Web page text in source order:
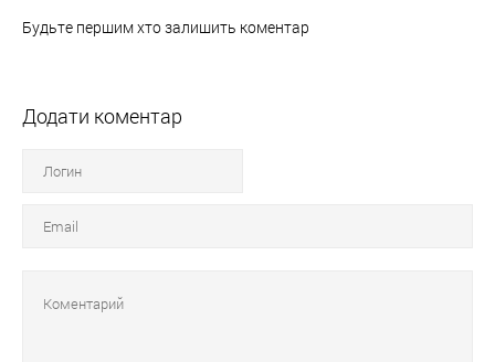
Будьте першим хто залишить коментар
Додати коментар